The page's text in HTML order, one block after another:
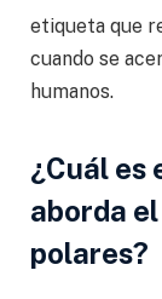
etiqueta que
cuando se
humanos.
¿Cuál es
aborda
polares?